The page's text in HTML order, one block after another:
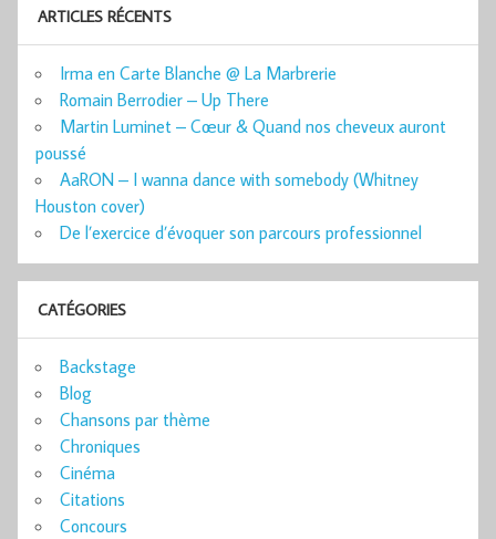
ARTICLES RÉCENTS
Irma en Carte Blanche @ La Marbrerie
Romain Berrodier – Up There
Martin Luminet – Cœur & Quand nos cheveux auront
poussé
AaRON – I wanna dance with somebody (Whitney
Houston cover)
De l’exercice d’évoquer son parcours professionnel
CATÉGORIES
Backstage
Blog
Chansons par thème
Chroniques
Cinéma
Citations
Concours